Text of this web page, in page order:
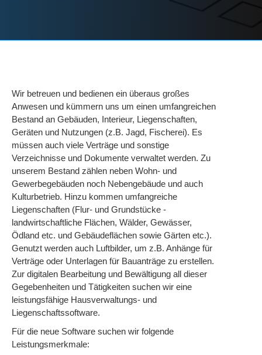
Wir betreuen und bedienen ein überaus großes
Anwesen und kümmern uns um einen umfangreichen
Bestand an Gebäuden, Interieur, Liegenschaften,
Geräten und Nutzungen (z.B. Jagd, Fischerei). Es
müssen auch viele Verträge und sonstige
Verzeichnisse und Dokumente verwaltet werden. Zu
unserem Bestand zählen neben Wohn- und
Gewerbegebäuden noch Nebengebäude und auch
Kulturbetrieb. Hinzu kommen umfangreiche
Liegenschaften (Flur- und Grundstücke -
landwirtschaftliche Flächen, Wälder, Gewässer,
Ödland etc. und Gebäudeflächen sowie Gärten etc.).
Genutzt werden auch Luftbilder, um z.B. Anhänge für
Verträge oder Unterlagen für Bauanträge zu erstellen.
Zur digitalen Bearbeitung und Bewältigung all dieser
Gegebenheiten und Tätigkeiten suchen wir eine
leistungsfähige Hausverwaltungs- und
Liegenschaftssoftware.
Für die neue Software suchen wir folgende
Leistungsmerkmale: